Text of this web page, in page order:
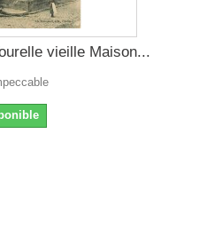
vieille Maison...